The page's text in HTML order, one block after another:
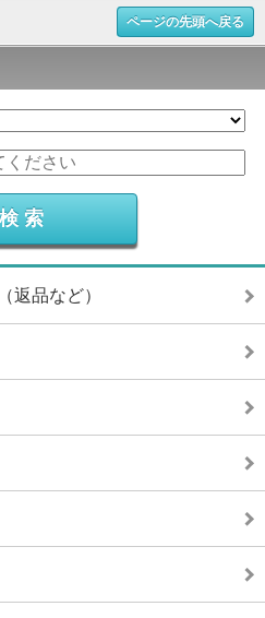
ページの先頭へ戻る
返品など）